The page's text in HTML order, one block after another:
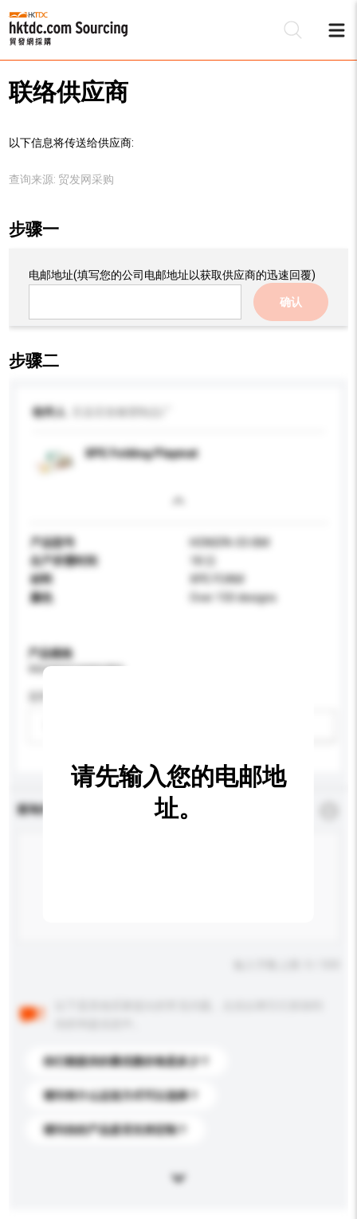
联络供应商
以下信息将传送给供应商:
查询来源: 贸发网采购
步骤一
电邮地址(填写您的公司电邮地址以获取供应商的迅速回覆)
确认
步骤二
收件人
XPE Folding Playmat
产品型号
HONGFA-03-BM
生产所需时间
18 日
材料
XPE FOAM
颜色
Over 150 designs
产品规格
请提供您对产品的特定要求。
查询内容
你们能提供的最优惠价格是多少？
请问有什么运送方式可以选择？
请问你的产品是否支持定制？
请先输入您的电邮地
址。